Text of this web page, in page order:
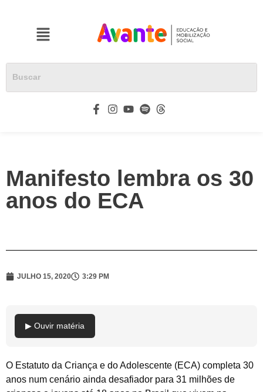
Manifesto lembra os 30
anos do ECA
JULHO 15, 2020 3:29 PM
▶ Ouvir matéria
O Estatuto da Criança e do Adolescente (ECA) completa 30
anos num cenário ainda desafiador para 31 milhões de